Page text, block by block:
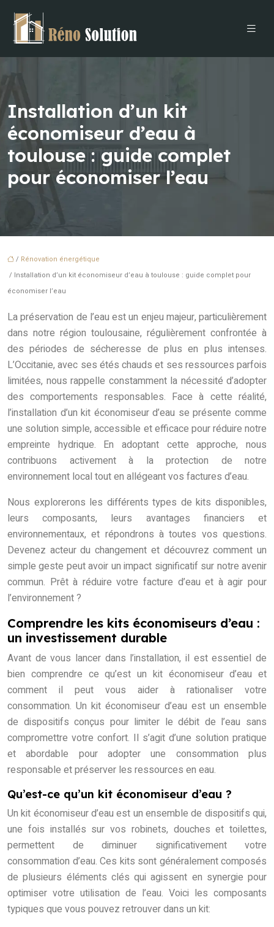
Installation d’un kit
économiseur d’eau à
toulouse : guide complet
pour économiser l’eau
/ Rénovation énergétique
/ Installation d’un kit économiseur d’eau à toulouse : guide complet pour
économiser l’eau
La préservation de l’eau est un enjeu majeur, particulièrement
dans notre région toulousaine, régulièrement confrontée à
des périodes de sécheresse de plus en plus intenses.
L’Occitanie, avec ses étés chauds et ses ressources parfois
limitées, nous rappelle constamment la nécessité d’adopter
des comportements responsables. Face à cette réalité,
l’installation d’un kit économiseur d’eau se présente comme
une solution simple, accessible et efficace pour réduire notre
empreinte hydrique. En adoptant cette approche, nous
contribuons activement à la protection de notre
environnement local tout en allégeant vos factures d’eau.
Nous explorerons les différents types de kits disponibles,
leurs composants, leurs avantages financiers et
environnementaux, et répondrons à toutes vos questions.
Devenez acteur du changement et découvrez comment un
simple geste peut avoir un impact significatif sur notre avenir
commun. Prêt à réduire votre facture d’eau et à agir pour
l’environnement ?
Comprendre les kits économiseurs d’eau :
un investissement durable
Avant de vous lancer dans l’installation, il est essentiel de
bien comprendre ce qu’est un kit économiseur d’eau et
comment il peut vous aider à rationaliser votre
consommation. Un kit économiseur d’eau est un ensemble
de dispositifs conçus pour limiter le débit de l’eau sans
compromettre votre confort. Il s’agit d’une solution pratique
et abordable pour adopter une consommation plus
responsable et préserver les ressources en eau.
Qu’est-ce qu’un kit économiseur d’eau ?
Un kit économiseur d’eau est un ensemble de dispositifs qui,
une fois installés sur vos robinets, douches et toilettes,
permettent de diminuer significativement votre
consommation d’eau. Ces kits sont généralement composés
de plusieurs éléments clés qui agissent en synergie pour
optimiser votre utilisation de l’eau. Voici les composants
typiques que vous pouvez retrouver dans un kit: